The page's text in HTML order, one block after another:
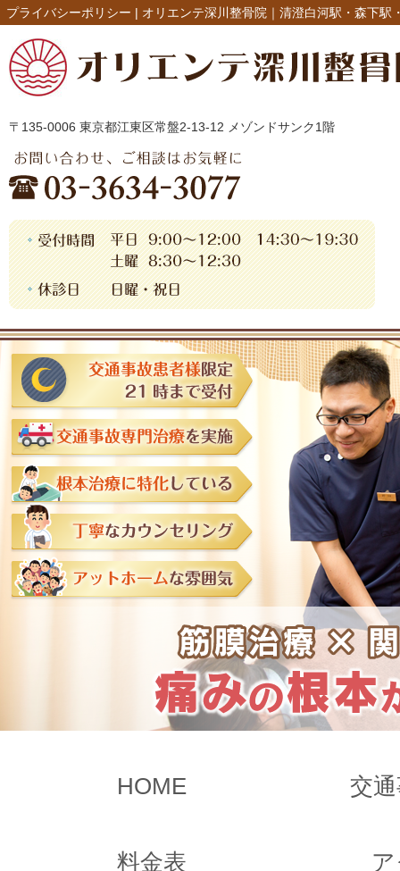
プライバシーポリシー | オリエンテ深川整骨院｜清澄白河駅・森下駅
〒135-0006 東京都江東区常盤2-13-12 メゾンドサンク1階
HOME 交
料金表